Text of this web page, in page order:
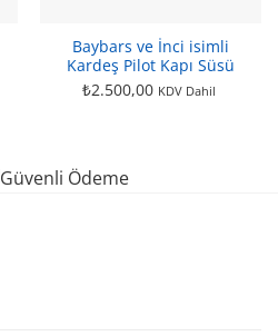
Baybars ve İnci isimli
Kardeş Pilot Kapı Süsü
₺2.500,00 KDV Dahil